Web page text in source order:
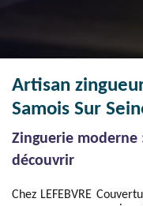
Artisan
Samois Sur
Zinguerie
découvrir
Chez LEFEBVRE